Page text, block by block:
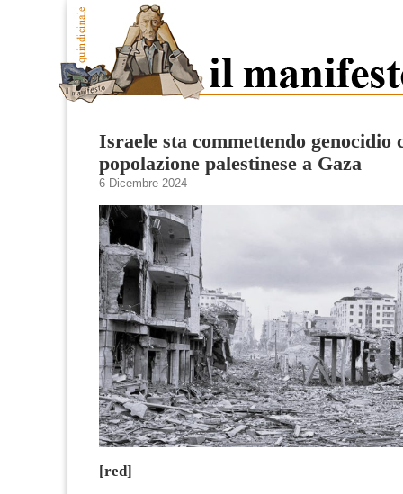
Israele sta commettendo genocidio
popolazione palestinese a Gaza
6 Dicembre 2024
[red]